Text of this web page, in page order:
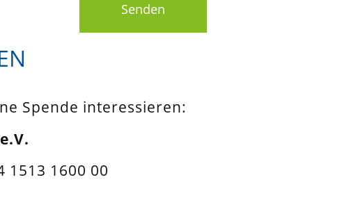
Senden
Spende interessieren:
1513 1600 00